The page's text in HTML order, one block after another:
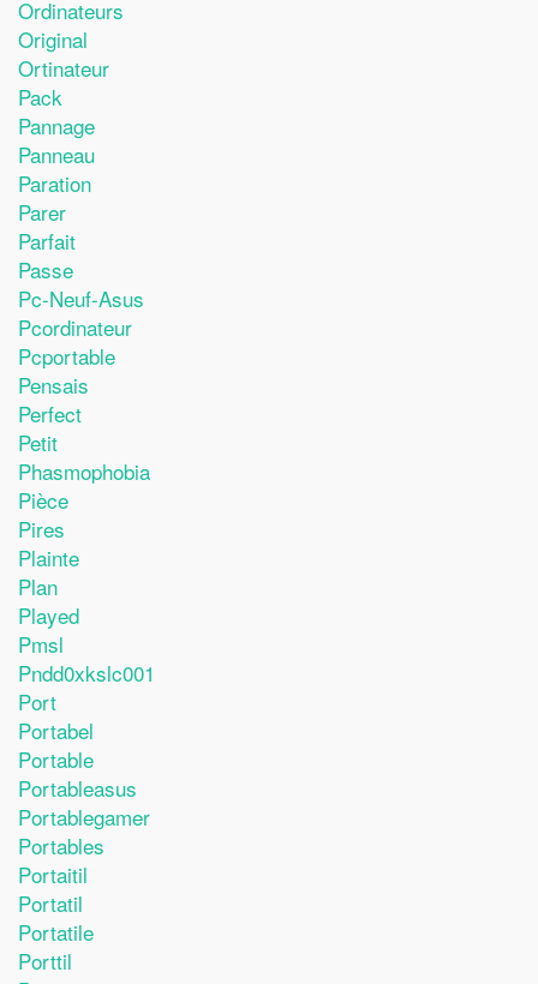
Ordinateurs
Original
Ortinateur
Pack
Pannage
Panneau
Paration
Parer
Parfait
Passe
Pc-Neuf-Asus
Pcordinateur
Pcportable
Pensais
Perfect
Petit
Phasmophobia
Pièce
Pires
Plainte
Plan
Played
Pmsl
Pndd0xkslc001
Port
Portabel
Portable
Portableasus
Portablegamer
Portables
Portaitil
Portatil
Portatile
Porttil